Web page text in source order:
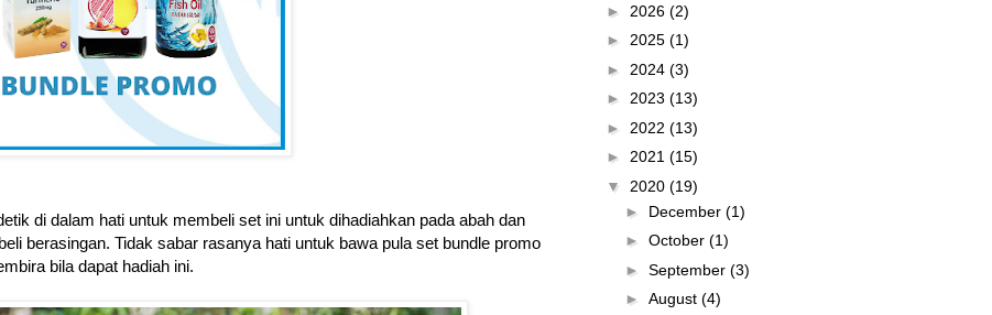
di dalam hati untuk membeli set ini untuk dihadiahkan pada abah dan
berasingan. Tidak sabar rasanya hati untuk bawa pula set bundle promo
bila dapat hadiah ini.
► 2026 (2)
► 2025 (1)
► 2024 (3)
► 2023 (13)
► 2022 (13)
► 2021 (15)
▼ 2020 (19)
► December (1)
► October (1)
► September (3)
► August (4)